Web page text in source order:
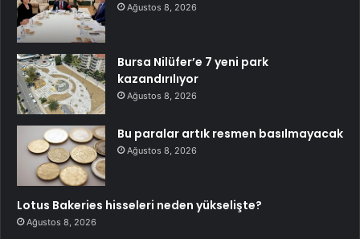
Ağustos 8, 2026
Bursa Nilüfer’e 7 yeni park
kazandırılıyor
Ağustos 8, 2026
Bu paralar artık resmen basılmayacak
Ağustos 8, 2026
Lotus Bakeries hisseleri neden yükselişte?
Ağustos 8, 2026